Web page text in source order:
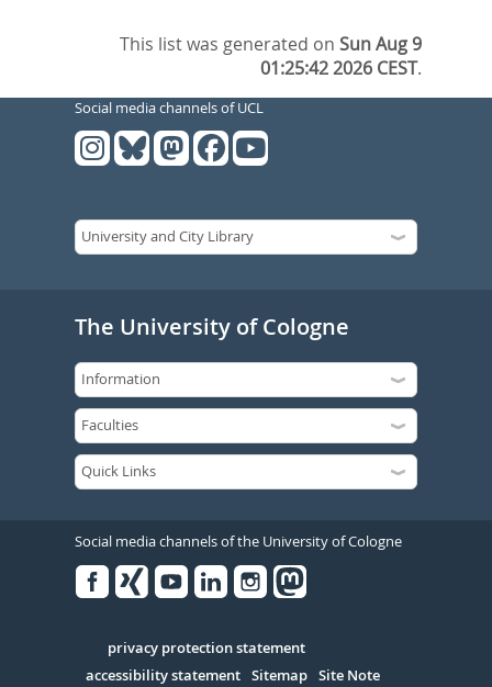
This list was generated onSun Aug 9
01:25:42 2026 CEST.
Social media channels of UCL
The University of Cologne
Social media channels of the University of Cologne
Serivce
privacy protection statement
accessibility statement Sitemap Site Note